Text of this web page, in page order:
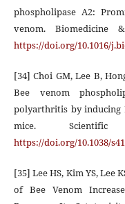
phospholipase A2:
venom. Biomedicine
https://doi.org/10.1016/
[34] Choi GM, Lee B,
Bee venom
polyarthritis by inducing
mice.
https://doi.org/10.1038/
[35] Lee HS, Kim YS, Lee
of Bee Venom